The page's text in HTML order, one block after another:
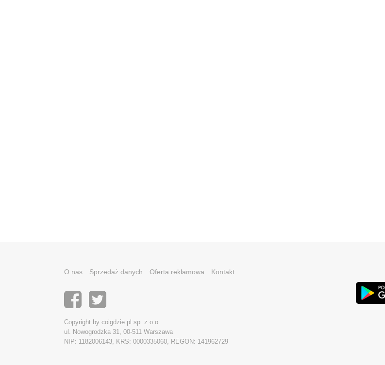
O nas Sprzedaż danych Oferta reklamowa Kontakt
Copyright by coigdzie.pl sp. z o.o.
ul. Nowogrodzka 31, 00-511 Warszawa
NIP: 1182006143, KRS: 0000335060, REGON: 141962729